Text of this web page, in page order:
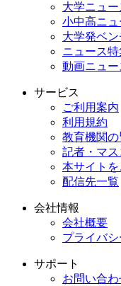
大学ニュー
小中高ニュ
大学発ベ
ニュース特
動画ニュー
サービス
ご利用案内
利用規約
教育機関
記者・マ
本サイト
配信先一覧
会社情報
会社概要
プライバ
サポート
お問い合わ